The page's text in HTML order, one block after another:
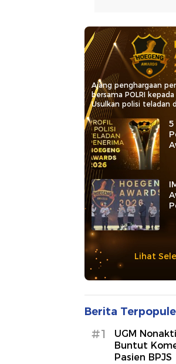
Ajang penghargaan
bersama POLRI
Usulkan polisi teladan
5
Lihat
Berita
#1
UGM
Buntut
Pasien BPJS